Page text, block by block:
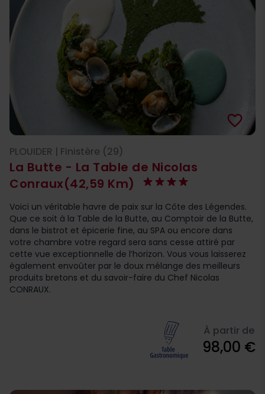
La Butte - La Table de Nicolas
Conraux(42,59 Km)
favorite_border
PLOUIDER | Finistère (29)
Voici un véritable havre de paix sur la Côte des Légendes.
Que ce soit à la Table de la Butte, au Comptoir de la Butte,
dans le bistrot et épicerie fine, au SPA ou encore dans
votre chambre votre regard sera sans cesse attiré par
cette vue exceptionnelle de l’horizon. Vous vous laisserez
également envoûter par le doux mélange des meilleurs
produits bretons et du savoir-faire du Chef Nicolas
CONRAUX.
À partir de
98,00 €